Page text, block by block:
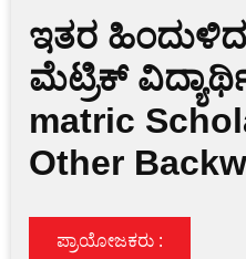
ಇತರ
ಮೆಟ್ರಿಕ್
matric
Other
ಪ್ರಾಯೋಜಕರು :